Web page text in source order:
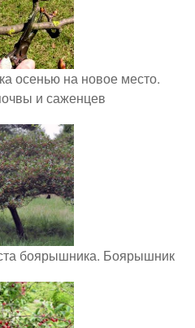
осенью на новое место.
и саженцев
боярышника. Боярышник